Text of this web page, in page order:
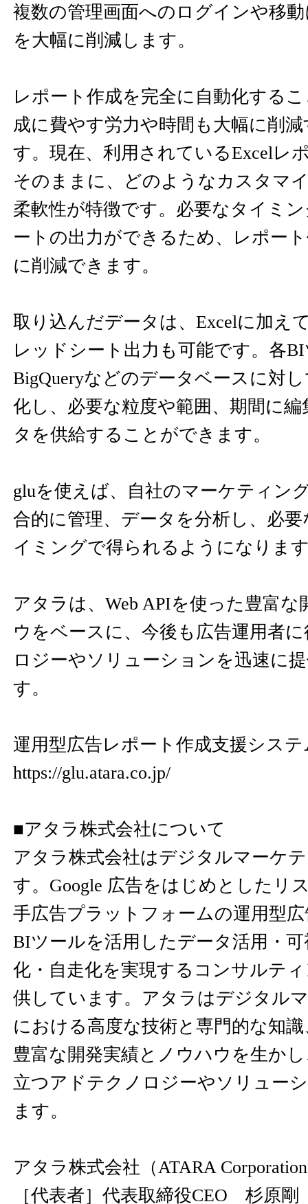
複数の管理画面へのログインや移
を大幅に削減します。
レポート作成を完全に自動化する
成に費やす労力や時間も大幅に削
す。現在、利用されているExcelレ
そのままに、どのようなカスタマ
柔軟性が特徴です。必要なタイミ
ートの出力ができるため、レポー
に削減できます。
取り込んだデータは、Excelに加え
レッドシート出力も可能です。各
BigQueryなどのデータベースに対
化し、必要な粒度や範囲、期間に
タを供給することができます。
gluを使えば、自社のマーケティン
合的に管理、データを分析し、必
イミングで得られるようになりま
アタラは、Web APIを使った豊富な
ウをベースに、今後も広告運用者
ロジーやソリューションを迅速に
す。
運用型広告レポート作成支援システ
https://glu.atara.co.jp/
■アタラ株式会社について
アタラ株式会社はデジタルマーケ
す。Google 広告をはじめとしたリ
手広告プラットフォームの運用型
BIツールを活用したデータ活用・
化・自走化を実現するコンサルテ
供しています。アタラはデジタル
における高度な技術と専門的な知
豊富な開発実績とノウハウを生か
立つアドテクノロジーやソリュー
ます。
アタラ株式会社（ATARA
［代表者］代表取締役CEO 杉原剛